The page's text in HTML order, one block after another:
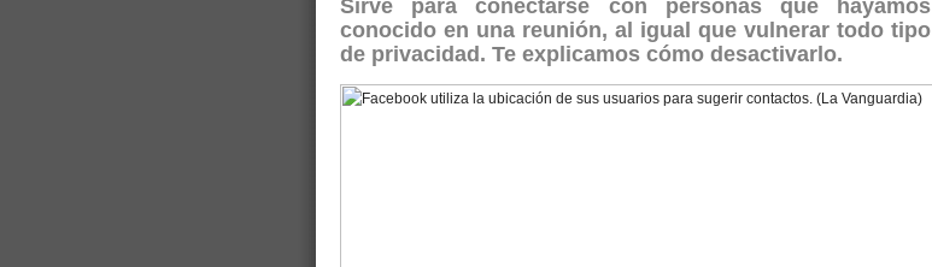
Sirve para conectarse con personas que hayamos
conocido en una reunión, al igual que vulnerar todo tipo
de privacidad. Te explicamos cómo desactivarlo.